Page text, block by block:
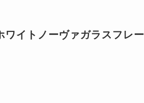
ワイトノーヴァガラスフレ